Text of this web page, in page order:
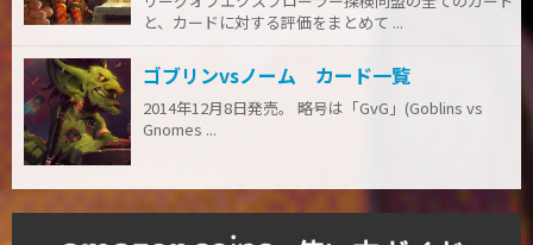
と、カードに対する評価をまとめて ...
ゴブリンvsノーム カード一覧
2014年12月8日発売。 略号は「GvG」(Goblins vs
Gnomes ...